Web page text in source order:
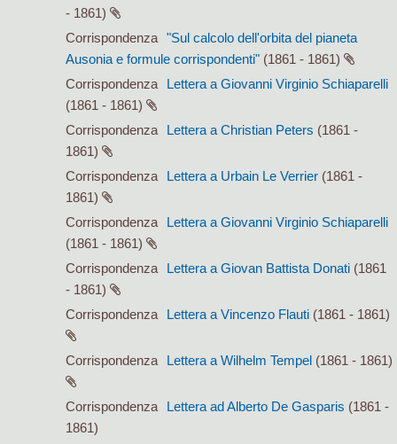
- 1861)
Corrispondenza
"Sul calcolo dell'orbita del pianeta
Ausonia e formule corrispondenti" (1861 - 1861)
Corrispondenza
Lettera a Giovanni Virginio Schiaparelli
(1861 - 1861)
Corrispondenza
Lettera a Christian Peters (1861 -
1861)
Corrispondenza
Lettera a Urbain Le Verrier (1861 -
1861)
Corrispondenza
Lettera a Giovanni Virginio Schiaparelli
(1861 - 1861)
Corrispondenza
Lettera a Giovan Battista Donati (1861
- 1861)
Corrispondenza
Lettera a Vincenzo Flauti (1861 - 1861)
Corrispondenza Lettera a Wilhelm Tempel (1861 - 1861)
Corrispondenza Lettera ad Alberto De Gasparis (1861 -
1861)